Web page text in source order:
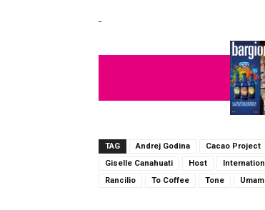
TAG Andrej Godina Cacao Project
Giselle Canahuati
Host
Rancilio
To Coffee Tone